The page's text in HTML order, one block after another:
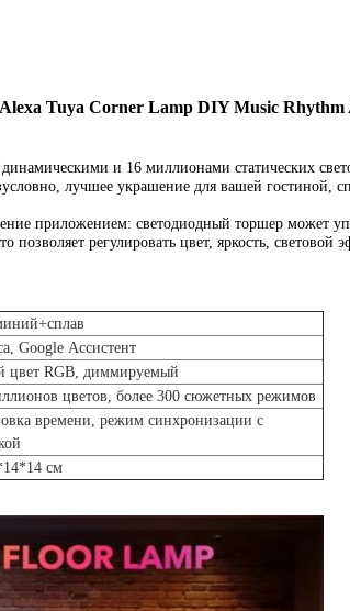
Tuya Corner Lamp DIY Music Rhythm
и 16 миллионами статических
лучшее украшение для вашей гостиной,
приложением: светодиодный торшер может
регулировать цвет, яркость,
Google Ассистент
цвет RGB, диммируемый
цветов, более 300 сюжетных режимов
времени, режим синхронизации с
см